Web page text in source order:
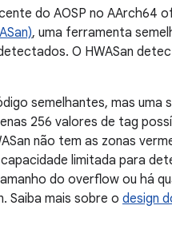
do AOSP no AArch64
, uma ferramenta
O HWASan
semelhantes, mas uma
256 valores de tag
não tem as zonas
limitada para
do overflow ou há
Saiba mais sobre o design